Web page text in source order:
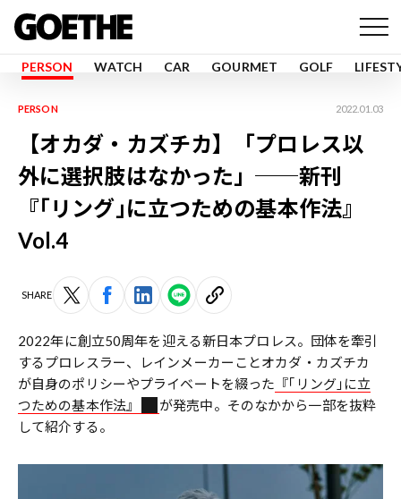
PERSON WATCH CAR GOURMET GOLF
PERSON 2022.01.03
【オカダ・カズチカ】「プロレス以
外に選択肢はなかった」──新刊
『｢リング｣に立つための基本作法』
Vol.4
SHARE
2022年に創立50周年を迎える新日本プロレス。団体を牽引
するプロレスラー、レインメーカーことオカダ・カズチカ
が自身のポリシーやプライベートを綴った 『｢リング｣に立
つための基本作法』
が発売中。そのなかから一部を抜粋
して紹介する。